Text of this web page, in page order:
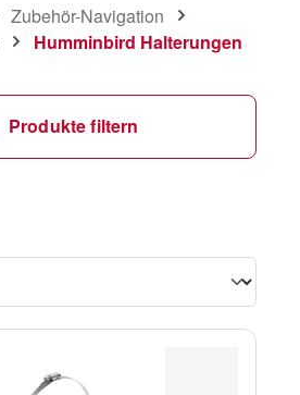
Zubehör-Navigation
Humminbird Halterungen
Produkte filtern